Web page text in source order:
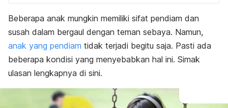
Beberapa anak mungkin memiliki sifat pendiam dan
susah dalam bergaul dengan teman sebaya. Namun,
anak yang pendiam tidak terjadi begitu saja. Pasti ada
beberapa kondisi yang menyebabkan hal ini. Simak
ulasan lengkapnya di sini.